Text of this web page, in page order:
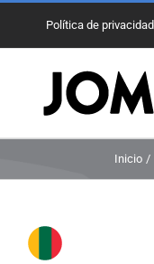
Política de privacidad
Inicio